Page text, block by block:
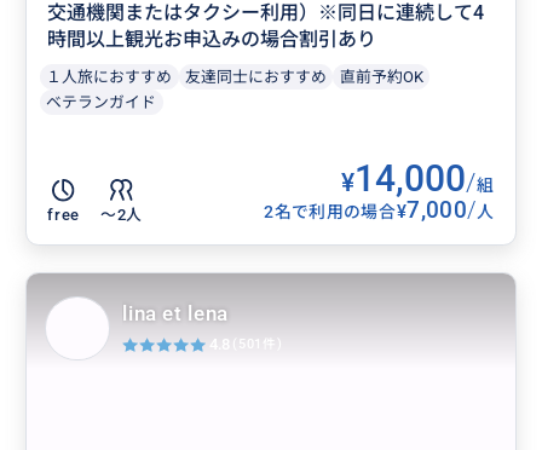
交通機関またはタクシー利用）※同日に連続して4
時間以上観光お申込みの場合割引あり
１人旅におすすめ 友達同士におすすめ
直前予約OK
ベテランガイド
free 〜2人
¥14,000/組
2名で利用の場合¥7,000/人
lina et lena
4.8 (501件)